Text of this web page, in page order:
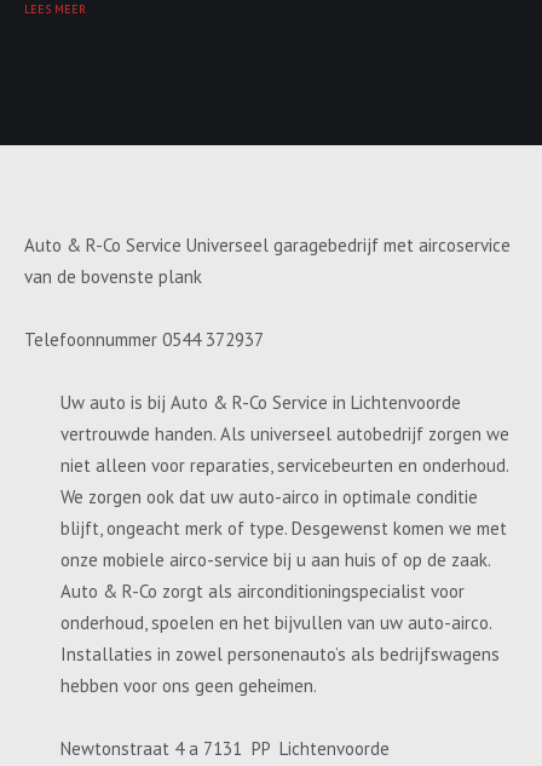
LEES MEER
Auto & R-Co Service Universeel garagebedrijf met aircoservice
van de bovenste plank
Telefoonnummer 0544 372937
Uw auto is bij Auto & R-Co Service in Lichtenvoorde
vertrouwde handen. Als universeel autobedrijf zorgen we
niet alleen voor reparaties, servicebeurten en onderhoud.
We zorgen ook dat uw auto-airco in optimale conditie
blijft, ongeacht merk of type. Desgewenst komen we met
onze mobiele airco-service bij u aan huis of op de zaak.
Auto & R-Co zorgt als airconditioningspecialist voor
onderhoud, spoelen en het bijvullen van uw auto-airco.
Installaties in zowel personenauto’s als bedrijfswagens
hebben voor ons geen geheimen.
Newtonstraat 4 a 7131 PP Lichtenvoorde